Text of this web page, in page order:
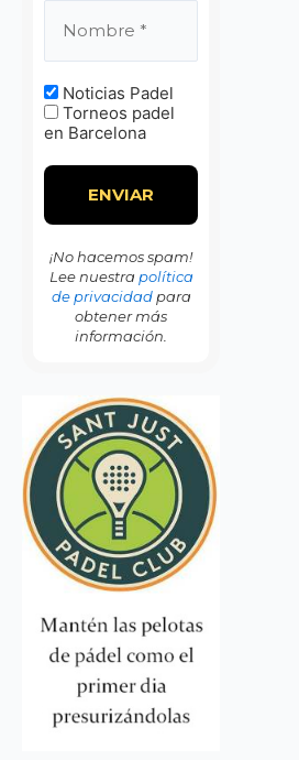
Noticias Padel
Torneos padel
en Barcelona
¡No hacemos spam!
Lee nuestra política
de privacidadpara
obtener más
información.